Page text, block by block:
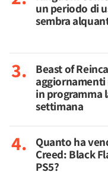
un periodo di
sembra
Beast of
in programma
settimana
Quanto ha
Creed: Black
PS5?